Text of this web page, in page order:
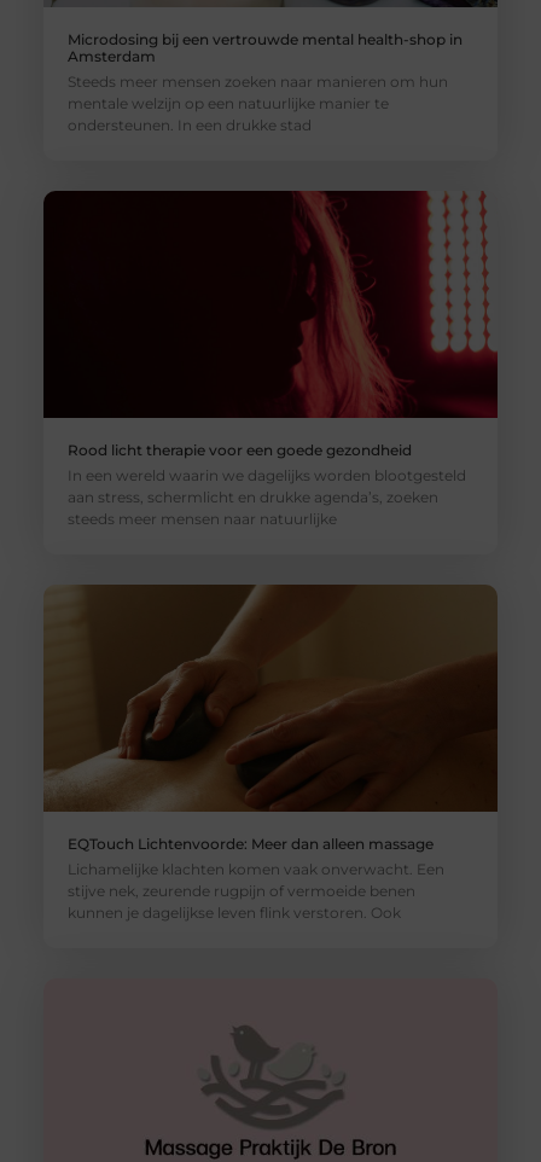
Microdosing bij een vertrouwde mental health-shop in
Amsterdam
Steeds meer mensen zoeken naar manieren om hun
mentale welzijn op een natuurlijke manier te
ondersteunen. In een drukke stad
Rood licht therapie voor een goede gezondheid
In een wereld waarin we dagelijks worden blootgesteld
aan stress, schermlicht en drukke agenda’s, zoeken
steeds meer mensen naar natuurlijke
EQTouch Lichtenvoorde: Meer dan alleen massage
Lichamelijke klachten komen vaak onverwacht. Een
stijve nek, zeurende rugpijn of vermoeide benen
kunnen je dagelijkse leven flink verstoren. Ook